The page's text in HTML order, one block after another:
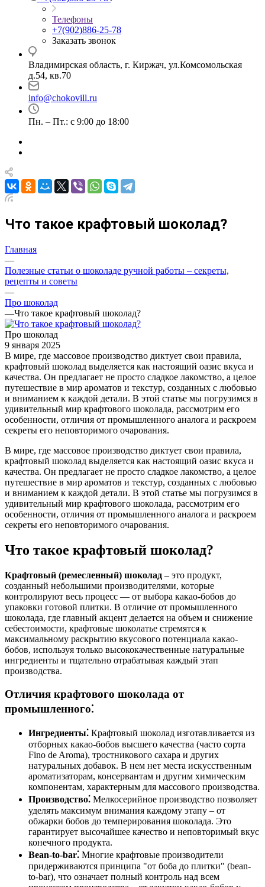
Телефоны
+7(902)886-25-78
Заказать звонок
Владимирская область, г. Киржач, ул.Комсомольская
д.54, кв.70
info@chokovill.ru
Пн. – Пт.: с 9:00 до 18:00
Что такое крафтовый шоколад?
Главная
—
Полезные статьи о шоколаде ручной работы – секреты,
рецепты и советы
—
Про шоколад
—Что такое крафтовый шоколад?
Про шоколад
9 января 2025
В мире, где массовое производство диктует свои правила,
крафтовый шоколад выделяется как настоящий оазис вкуса и
качества. Он предлагает не просто сладкое лакомство, а целое
путешествие в мир ароматов и текстур, созданных с любовью
и вниманием к каждой детали. В этой статье мы погрузимся в
удивительный мир крафтового шоколада, рассмотрим его
особенности, отличия от промышленного аналога и раскроем
секреты его неповторимого очарования.
В мире, где массовое производство диктует свои правила,
крафтовый шоколад выделяется как настоящий оазис вкуса и
качества. Он предлагает не просто сладкое лакомство, а целое
путешествие в мир ароматов и текстур, созданных с любовью
и вниманием к каждой детали. В этой статье мы погрузимся в
удивительный мир крафтового шоколада, рассмотрим его
особенности, отличия от промышленного аналога и раскроем
секреты его неповторимого очарования.
Что такое крафтовый шоколад?
Крафтовый (ремесленный) шоколад – это продукт,
созданный небольшими производителями, которые
контролируют весь процесс — от выбора какао-бобов до
упаковки готовой плитки. В отличие от промышленного
шоколада, где главный акцент делается на объем и снижение
себестоимости, крафтовые шоколатье стремятся к
максимальному раскрытию вкусового потенциала какао-
бобов, используя только высококачественные натуральные
ингредиенты и тщательно отрабатывая каждый этап
производства.
Отличия крафтового шоколада от
промышленного⁚
Ингредиенты⁚ Крафтовый шоколад изготавливается из
отборных какао-бобов высшего качества (часто сорта
Fino de Aroma), тростникового сахара и других
натуральных добавок. В нем нет места искусственным
ароматизаторам, консервантам и другим химическим
компонентам, характерным для массового производства.
Производство⁚ Мелкосерийное производство позволяет
уделять максимум внимания каждому этапу – от
обжарки бобов до темперирования шоколада. Это
гарантирует высочайшее качество и неповторимый вкус
конечного продукта.
Bean-to-bar⁚ Многие крафтовые производители
придерживаются принципа "от боба до плитки" (bean-
to-bar), что означает полный контроль над всем